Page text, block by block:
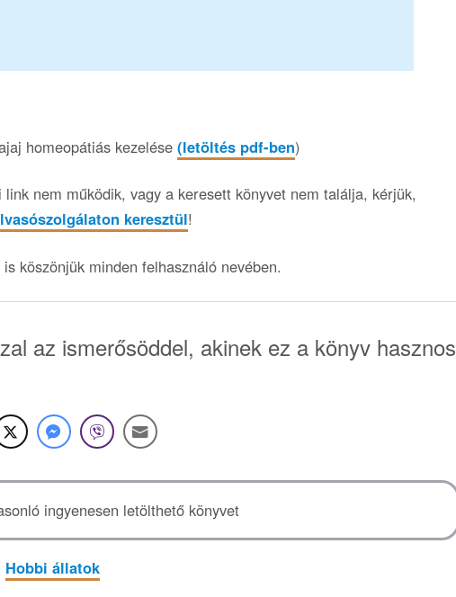
homeopátiás kezelése (letöltés pdf-ben)
nem működik, vagy a keresett könyvet nem találja, kérjük,
keresztül!
köszönjük minden felhasználó nevében.
az ismerősöddel, akinek ez a könyv hasznos
ingyenesen letölthető könyvet
Hobbi állatok